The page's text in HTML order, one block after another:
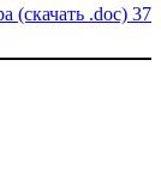
(скачать .doc) 37